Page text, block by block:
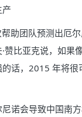
助团队预测出厄
赞比亚克说，如果
话，2015 年将很
诺会导致中国南